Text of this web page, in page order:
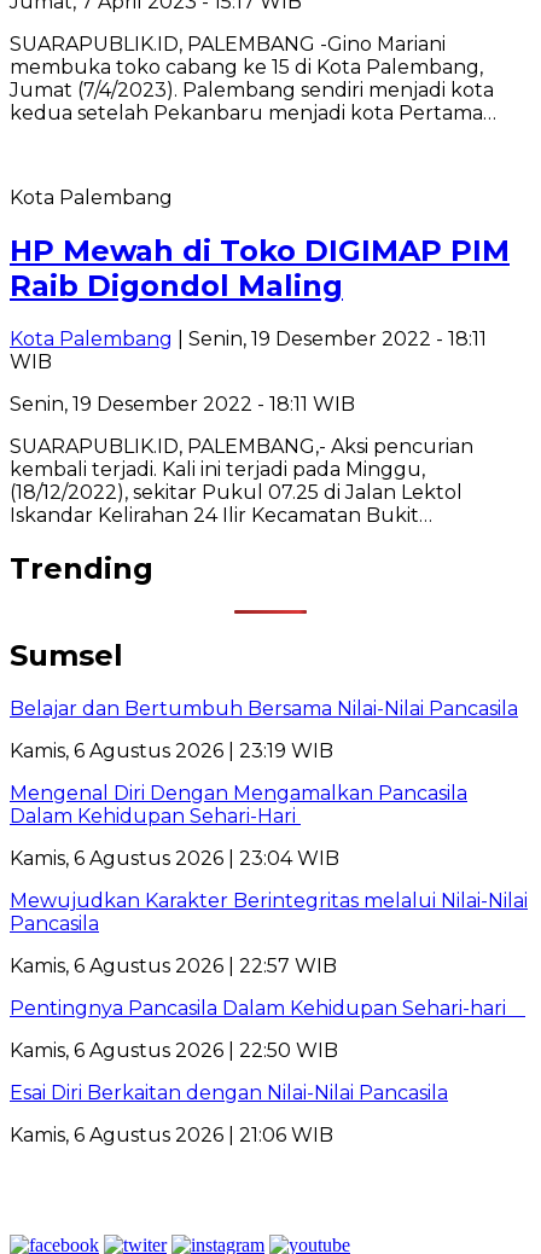
SUARAPUBLIK.ID, PALEMBANG -Gino Mariani
membuka toko cabang ke 15 di Kota Palembang,
Jumat (7/4/2023). Palembang sendiri menjadi kota
kedua setelah Pekanbaru menjadi kota Pertama…
Kota Palembang
HP Mewah di Toko DIGIMAP PIM
Raib Digondol Maling
Kota Palembang
| Senin, 19 Desember 2022 - 18:11
WIB
Senin, 19 Desember 2022 - 18:11 WIB
SUARAPUBLIK.ID, PALEMBANG,- Aksi pencurian
kembali terjadi. Kali ini terjadi pada Minggu,
(18/12/2022), sekitar Pukul 07.25 di Jalan Lektol
Iskandar Kelirahan 24 Ilir Kecamatan Bukit…
Trending
Sumsel
Belajar dan Bertumbuh Bersama Nilai-Nilai Pancasila
Kamis, 6 Agustus 2026 | 23:19 WIB
Mengenal Diri Dengan Mengamalkan Pancasila
Dalam Kehidupan Sehari-Hari
Kamis, 6 Agustus 2026 | 23:04 WIB
Mewujudkan Karakter Berintegritas melalui Nilai-Nilai
Pancasila
Kamis, 6 Agustus 2026 | 22:57 WIB
Pentingnya Pancasila Dalam Kehidupan Sehari-hari
Kamis, 6 Agustus 2026 | 22:50 WIB
Esai Diri Berkaitan dengan Nilai-Nilai Pancasila
Kamis, 6 Agustus 2026 | 21:06 WIB